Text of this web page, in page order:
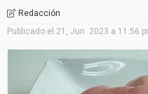
Redacción
Publicado el 21, Jun. 2023 a 11:56